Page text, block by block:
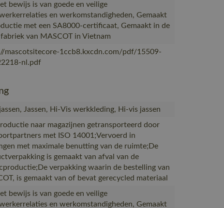
bewijs is van goede en veilige
en werkomstandigheden, Gemaakt
met een SA8000-certificaat, Gemaakt in de
van MASCOT in Vietnam
mascotsitecore-1ccb8.kxcdn.com/pdf/15509-
nl.pdf
Jassen, Hi-Vis werkkleding, Hi-vis jassen
naar magazijnen getransporteerd door
met ISO 14001;Vervoerd in
met maximale benutting van de ruimte;De
is gemaakt van afval van de
verpakking waarin de bestelling van
is gemaakt van of bevat gerecycled materiaal
bewijs is van goede en veilige
en werkomstandigheden, Gemaakt